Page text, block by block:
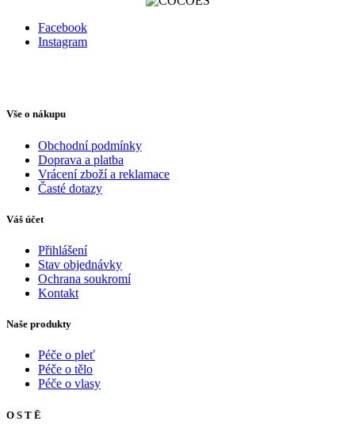
Facebook
Instagram
Vše o nákupu
Obchodní podmínky
Doprava a platba
Vrácení zboží a reklamace
Časté dotazy
Váš účet
Přihlášení
Stav objednávky
Ochrana soukromí
Kontakt
Naše produkty
Péče o pleť
Péče o tělo
Péče o vlasy
O S T Ē